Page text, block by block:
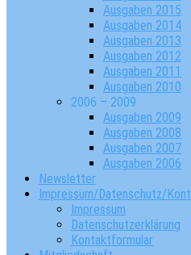
Ausgaben 2015
Ausgaben 2014
Ausgaben 2013
Ausgaben 2012
Ausgaben 2011
Ausgaben 2010
2006 – 2009
Ausgaben 2009
Ausgaben 2008
Ausgaben 2007
Ausgaben 2006
Newsletter
Impressum/Datenschutz/
Impressum
Datenschutzerklärung
Kontaktformular